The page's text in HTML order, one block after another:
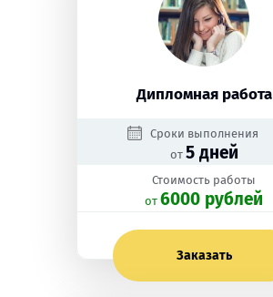
Дипломная работа
Сроки выполнения
от 5 дней
Стоимость работы
oт 6000 рублей
Заказать